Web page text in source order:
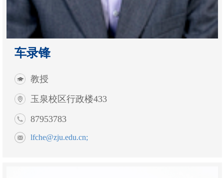
车录锋
教授
玉泉校区行政楼433
87953783
lfche@zju.edu.cn;